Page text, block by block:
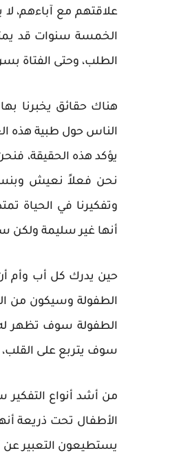
علاقتهم مع آباءهم،
الخمسة سنوات قد
الطلب، وحتى الفتاة
هناك حقائق يخبرنا
الناس حول طبية هذه
يؤكد هذه الحقيقة،
وتفكيرنا في الحياة
أنها غير سليمة ولكن
حين يدرك كل أب وأم
الطفولة وسيكون من
الطفولة سوف تظهر له
سوف يتربع على
من أشد أنواع التفكير
الأطفال تحت ذريعة
يستطيعون التعبير